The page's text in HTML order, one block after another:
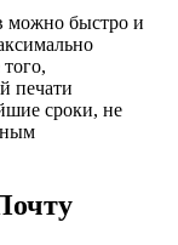
можно быстро и
печати
сроки, не